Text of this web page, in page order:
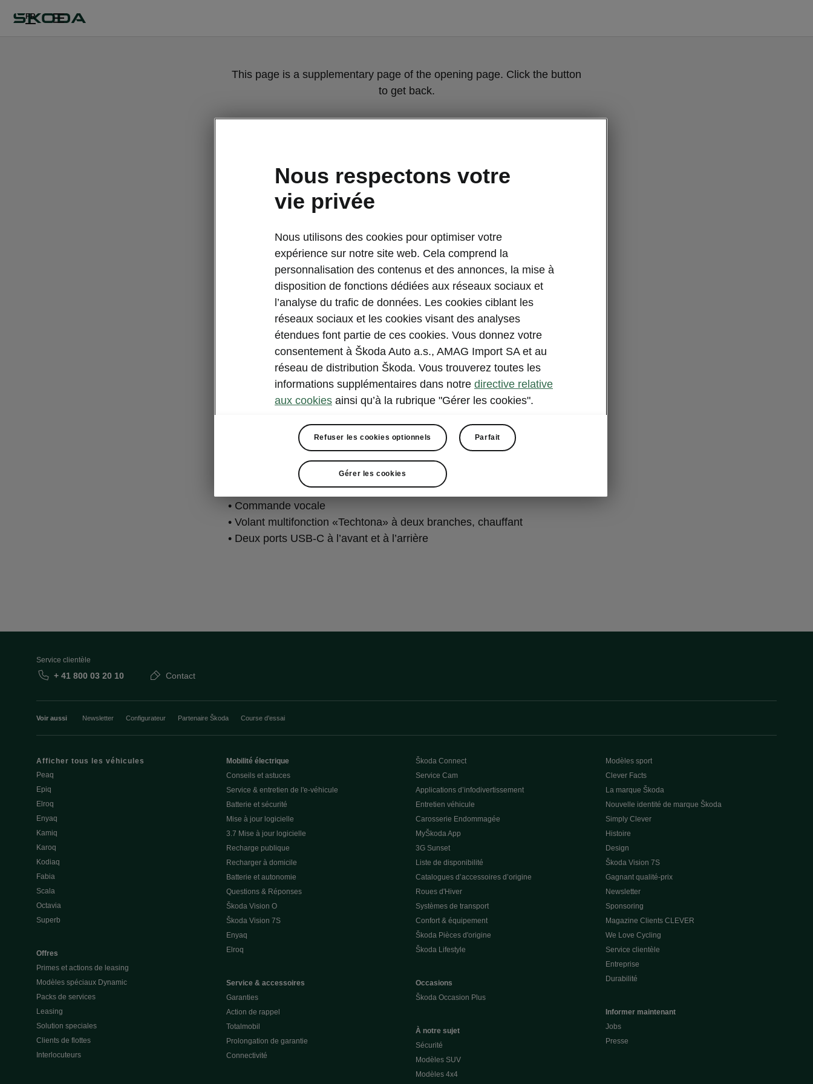
FR
This page is a supplementary page of the opening page. Click the button
to get back.
Pack Travel
• Régulateur de vitesse adaptatif «Adaptive Cruise Control»
• Assistant adaptatif de maintien de trajectoire «Lane Assist» avec
assistant d’embouteillage et de freinage d’urgence
• Infodivertissement «PREMIUM» avec fonctionnalités premium,
navigation en ligne et données mobiles (3 ans)
• Système de protection des passagers «Crew Protect Assistant» à l’avant
véhicules et les piétons
• Fonction de navigation
• Commande vocale
• Volant multifonction «Techtona» à deux branches, chauffant
• Deux ports USB-C à l’avant et à l’arrière
Service clientèle
+ 41 800 03 20 10 Contact
Voir aussi Newsletter Configurateur Partenaire Škoda Course d’essai
Afficher tous les véhicules
Peaq
Epiq
Elroq
Enyaq
Kamiq
Karoq
Kodiaq
Fabia
Scala
Octavia
Superb
Offres
Primes et actions de leasing
Modèles spéciaux Dynamic
Packs de services
Leasing
Solution speciales
Clients de flottes
Interlocuteurs
Mobilité électrique
Conseils et astuces
Service & entretien de l'e-véhicule
Batterie et sécurité
Mise à jour logicielle
3.7 Mise à jour logicielle
Recharge publique
Recharger à domicile
Batterie et autonomie
Questions & Réponses
Škoda Vision O
Škoda Vision 7S
Enyaq
Elroq
Service & accessoires
Garanties
Action de rappel
Totalmobil
Prolongation de garantie
Connectivité
Škoda Connect
Service Cam
Applications d’infodivertissement
Entretien véhicule
Carosserie Endommagée
MyŠkoda App
3G Sunset
Liste de disponibilité
Catalogues d’accessoires d’origine
Roues d'Hiver
Systèmes de transport
Confort & équipement
Škoda Pièces d'origine
Škoda Lifestyle
Occasions
Škoda Occasion Plus
À notre sujet
Sécurité
Modèles SUV
Modèles 4x4
Modèles sport
Clever Facts
La marque Škoda
Nouvelle identité de marque Škoda
Simply Clever
Histoire
Design
Škoda Vision 7S
Gagnant qualité-prix
Newsletter
Sponsoring
Magazine Clients CLEVER
We Love Cycling
Service clientèle
Entreprise
Durabilité
Informer maintenant
Jobs
Presse
Nous respectons votre
vie privée
Nous utilisons des cookies pour optimiser votre
expérience sur notre site web. Cela comprend la
personnalisation des contenus et des annonces, la mise à
disposition de fonctions dédiées aux réseaux sociaux et
l’analyse du trafic de données. Les cookies ciblant les
réseaux sociaux et les cookies visant des analyses
étendues font partie de ces cookies. Vous donnez votre
consentement à Škoda Auto a.s., AMAG Import SA et au
réseau de distribution Škoda. Vous trouverez toutes les
informations supplémentaires dans notre directive relative
aux cookies ainsi qu’à la rubrique "Gérer les cookies".
Refuser les cookies optionnels Parfait
Gérer les cookies